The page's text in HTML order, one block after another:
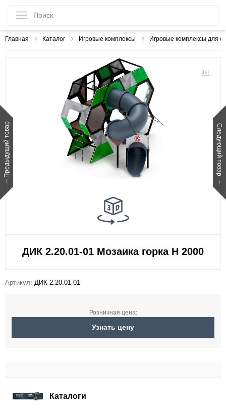
Главная Каталог Игровые комплексы Игровые комплексы для
Предыдущий товар Следующий товар
ДИК 2.20.01-01 Мозаика горка H 2000
Артикул: ДИК 2.20.01-01
Розничная цена:
Узнать цену
Каталоги